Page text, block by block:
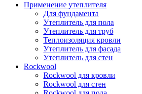
Применение утеплителя
Для фундамента
Утеплитель для пола
Утеплитель для труб
Теплоизоляция кровли
Утеплитель для фасада
Утеплитель для стен
Rockwool
Rockwool для кровли
Rockwool для стен